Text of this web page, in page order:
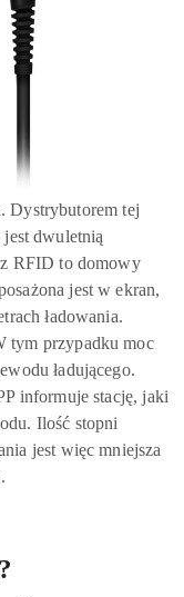
Dystrybutorem tej
dwuletnią
RFID to domowy
jest w ekran,
ładowania.
tym przypadku moc
ładującego.
informuje stację, jaki
Ilość stopni
jest więc mniejsza